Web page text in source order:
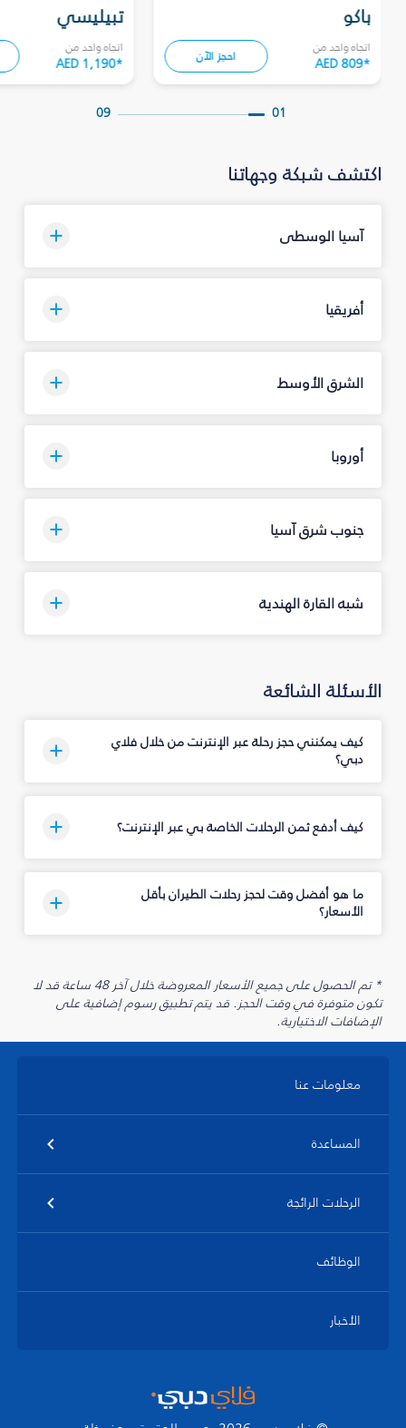
تبيليسي
اتجاه واحد من
AED 1,190*
باكو
اتجاه واحد من
AED 809* احجز الآن
09 01
اكتشف شبكة وجهاتنا
آسيا الوسطى
أفريقيا
الشرق الأوسط
أوروبا
جنوب شرق آسيا
شبه القارة الهندية
الأسئلة الشائعة
كيف يمكنني حجز رحلة عبر الإنترنت من خلال فلاي
دبي؟
كيف أدفع ثمن الرحلات الخاصة بي عبر الإنترنت؟
ما هو أفضل وقت لحجز رحلات الطيران بأقل
الأسعار؟
* تم الحصول على جميع الأسعار المعروضة خلال آخر 48 ساعة قد لا
تكون متوفرة في وقت الحجز. قد يتم تطبيق رسوم إضافية على
الإضافات الاختيارية.
معلومات عنا
المساعدة
الرحلات الرائجة
الوظائف
الأخبار